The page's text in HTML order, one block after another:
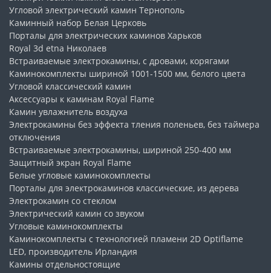
Угловой электрический камин Тернополь
Каминный набор Белая Церковь
Порталы для электрических каминов Харьков
Royal 3d etna Николаев
Встраиваемые электрокамины, с дровами, корягами
Каминокомплекты шириной 1001-1500 мм, белого цвета
Угловой классический камин
Аксессуары к каминам Royal Flame
Камин увлажнитель воздуха
Электрокамины без эффекта тления поленьев, без таймера
отключения
Встраиваемые электрокамины, шириной 250-400 мм
Защитный экран Royal Flame
Белые угловые каминокомплекты
Порталы для электрокаминов классические, из дерева
Электрокамин со стеклом
Электрический камин со звуком
Угловые каминокомплекты
Каминокомплекты с технологией пламени 2D Optiflame
LED, производитель Ирландия
Камины отдельностоящие